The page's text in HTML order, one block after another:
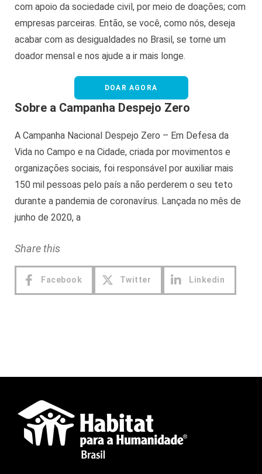
Share this
Facebook Twitter Linkedin
com apoio da sociedade civil, por meio de doações; com
empresas parceiras. Então, se você, como nós, deseja
acabar com as desigualdades no Brasil, se torne um
doador mensal e nos ajude a ir mais longe.
DOAR AGORA
Sobre a Campanha Despejo Zero
A Campanha Nacional Despejo Zero – Em Defesa da
Vida no Campo e na Cidade, criada por movimentos e
organizações sociais, foi responsável por auxiliar mais
150 mil pessoas pelo país a não perderem o seu teto
durante a pandemia de coronavírus. Lançada no mês de
junho de 2020, a